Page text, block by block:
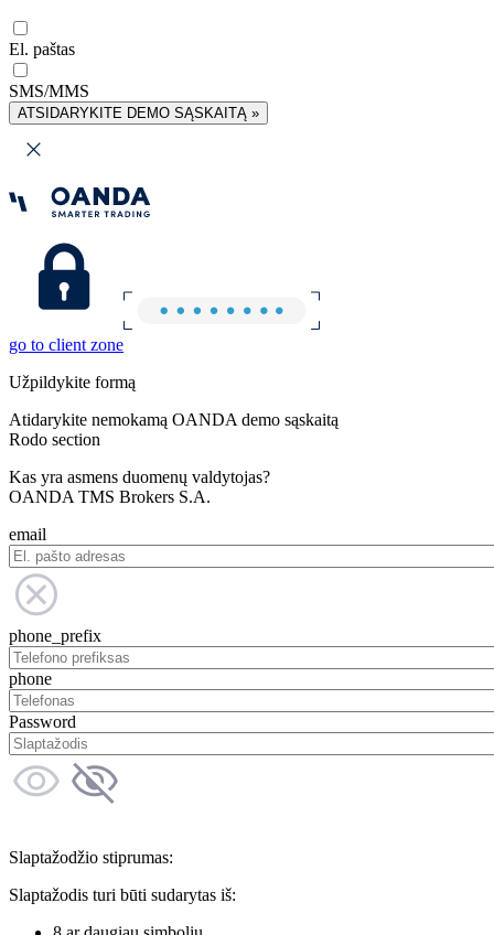
El. paštas
SMS/MMS
ATSIDARYKITE DEMO SĄSKAITĄ »
go to client zone
Užpildykite formą
Atidarykite nemokamą OANDA demo sąskaitą
Rodo section
Kas yra asmens duomenų valdytojas?
OANDA TMS Brokers S.A.
email
phone_prefix
phone
Password
Slaptažodžio stiprumas:
Slaptažodis turi būti sudarytas iš: